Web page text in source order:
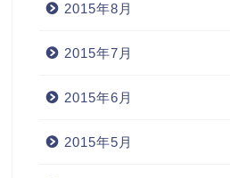
2015年8月
2015年7月
2015年6月
2015年5月